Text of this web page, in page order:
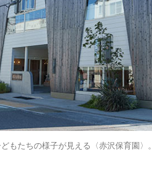
もたちの様子が見える〈赤沢保育園